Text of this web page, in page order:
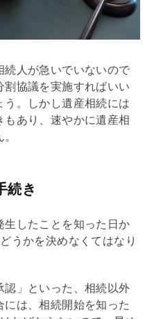
人が急いでいないので
協議を実施すればいい
う。しかし遺産相続には
あり、速やかに遺産相
続き
したことを知った日か
うかを決めなくてはなり
認」といった、相続以外
は、相続開始を知った